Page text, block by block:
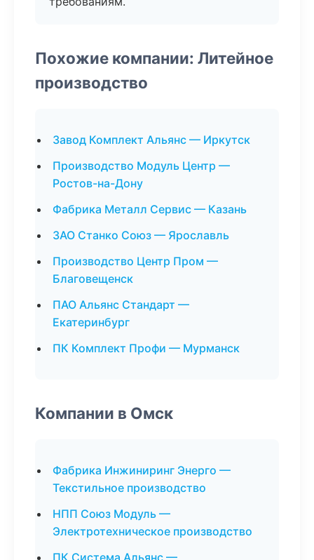
Похожие компании: Литейное
производство
Завод Комплект Альянс — Иркутск
Производство Модуль Центр —
Ростов-на-Дону
Фабрика Металл Сервис — Казань
ЗАО Станко Союз — Ярославль
Производство Центр Пром —
Благовещенск
ПАО Альянс Стандарт —
Екатеринбург
ПК Комплект Профи — Мурманск
Компании в Омск
Фабрика Инжиниринг Энерго —
Текстильное производство
НПП Союз Модуль —
Электротехническое производство
ПК Система Альянс —